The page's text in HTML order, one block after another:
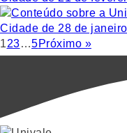
123…5Próximo »